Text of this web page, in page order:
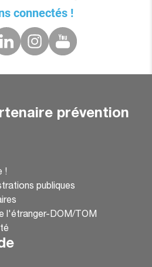
connectés !
prévention
!
publiques
l'étranger-DOM/TOM